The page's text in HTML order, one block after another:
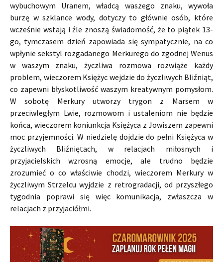
wybuchowym Uranem, władcą waszego znaku, wywoła
burzę w szklance wody, dotyczy to głównie osób, które
wcześnie wstają i źle znoszą świadomość, że to piątek 13-
go, tymczasem dzień zapowiada się sympatycznie, na co
wpłynie sekstyl rozgadanego Merkurego do zgodnej Wenus
w waszym znaku, życzliwa rozmowa rozwiąże każdy
problem, wieczorem Księżyc wejdzie do życzliwych Bliźniąt,
co zapewni błyskotliwość waszym kreatywnym pomysłom.
W sobotę Merkury utworzy trygon z Marsem w
przeciwległym Lwie, rozmowom i ustaleniom nie będzie
końca, wieczorem koniunkcja Księżyca z Jowiszem zapewni
moc przyjemności. W niedzielę dojdzie do pełni Księżyca w
życzliwych Bliźniętach, w relacjach miłosnych i
przyjacielskich wzrosną emocje, ale trudno będzie
zrozumieć o co właściwie chodzi, wieczorem Merkury w
życzliwym Strzelcu wyjdzie z retrogradacji, od przyszłego
tygodnia poprawi się więc komunikacja, zwłaszcza w
relacjach z przyjaciółmi.